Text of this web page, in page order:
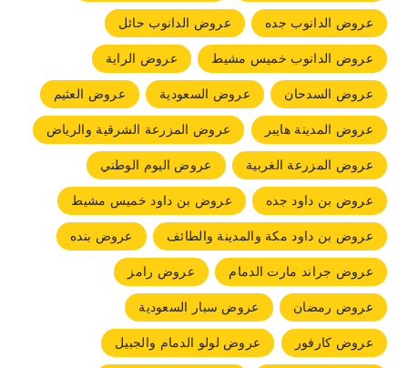
عروض الدانوب جده
عروض الدانوب حائل
عروض الدانوب خميس مشيط
عروض الراية
عروض السدحان
عروض السعودية
عروض العثيم
عروض المدينة هايبر
عروض المزرعة الشرقية والرياض
عروض المزرعة الغربية
عروض اليوم الوطني
عروض بن داود جده
عروض بن داود خميس مشيط
عروض بن داود مكة والمدينة والطائف
عروض بنده
عروض جراند مارت الدمام
عروض رامز
عروض رمضان
عروض سبار السعودية
عروض كارفور
عروض لولو الدمام والجبيل